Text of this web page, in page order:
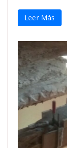
Leer Más